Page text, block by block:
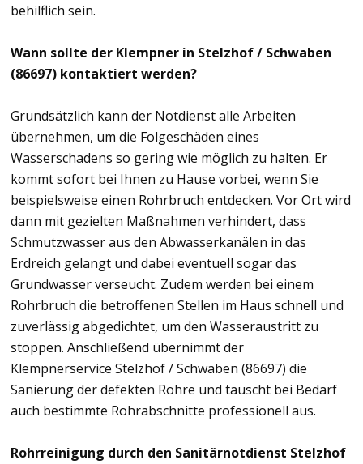
behilflich sein.
Wann sollte der Klempner in Stelzhof / Schwaben
(86697) kontaktiert werden?
Grundsätzlich kann der Notdienst alle Arbeiten
übernehmen, um die Folgeschäden eines
Wasserschadens so gering wie möglich zu halten. Er
kommt sofort bei Ihnen zu Hause vorbei, wenn Sie
beispielsweise einen Rohrbruch entdecken. Vor Ort wird
dann mit gezielten Maßnahmen verhindert, dass
Schmutzwasser aus den Abwasserkanälen in das
Erdreich gelangt und dabei eventuell sogar das
Grundwasser verseucht. Zudem werden bei einem
Rohrbruch die betroffenen Stellen im Haus schnell und
zuverlässig abgedichtet, um den Wasseraustritt zu
stoppen. Anschließend übernimmt der
Klempnerservice Stelzhof / Schwaben (86697) die
Sanierung der defekten Rohre und tauscht bei Bedarf
auch bestimmte Rohrabschnitte professionell aus.
Rohrreinigung durch den Sanitärnotdienst Stelzhof